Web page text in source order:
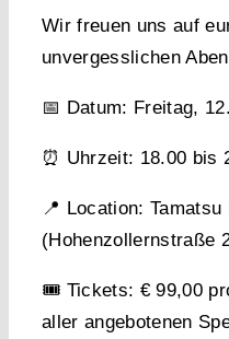
Wir freuen uns auf
unvergesslichen
📅 Datum: Freitag,
⏰ Uhrzeit: 18.00 bis
📍 Location: Tamatsu
(Hohenzollernstraße
🎟️ Tickets: € 99,00
aller angebotenen